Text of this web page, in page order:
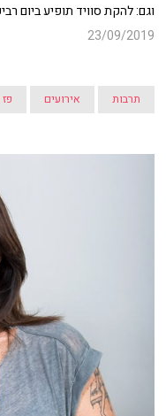
וגם: להקת סוויד תופיע ביום
23/09/2019
תרבות אירועים פז